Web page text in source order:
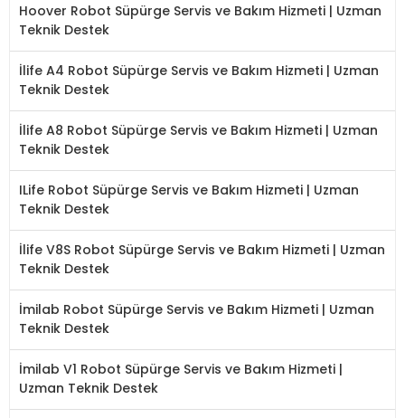
Hoover Robot Süpürge Servis ve Bakım Hizmeti | Uzman
Teknik Destek
İlife A4 Robot Süpürge Servis ve Bakım Hizmeti | Uzman
Teknik Destek
İlife A8 Robot Süpürge Servis ve Bakım Hizmeti | Uzman
Teknik Destek
ILife Robot Süpürge Servis ve Bakım Hizmeti | Uzman
Teknik Destek
İlife V8S Robot Süpürge Servis ve Bakım Hizmeti | Uzman
Teknik Destek
İmilab Robot Süpürge Servis ve Bakım Hizmeti | Uzman
Teknik Destek
İmilab V1 Robot Süpürge Servis ve Bakım Hizmeti |
Uzman Teknik Destek